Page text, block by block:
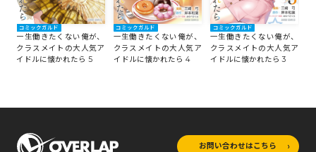
コミックガルド
一生働きたくない俺が、
クラスメイトの大人気ア
イドルに懐かれたら 5
コミックガルド
一生働きたくない俺が、
クラスメイトの大人気ア
イドルに懐かれたら 4
コミックガルド
一生働きたくない俺が、
クラスメイトの大人気ア
イドルに懐かれたら 3
お問い合わせはこちら